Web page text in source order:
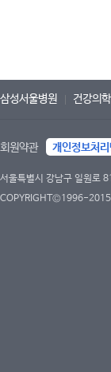
삼성서울병원 건강의
회원약관 개인정보처리
서울특별시 강남구 일원
COPYRIGHT©1996-2015